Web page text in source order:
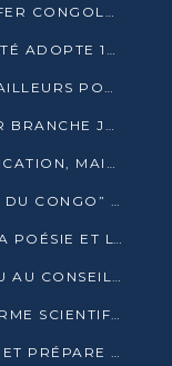
ULSAN HOLDING INVESTIT DANS LE FER CONGOLAIS
LE CONGRÈS MONDIAL DE LA LIBERTÉ ADOPTE 14 RÉSOLUTIONS HISTORIQUES
COP30 : LA BDEAC MOBILISE LES BAILLEURS POUR LE FONDS BLEU DU BASSIN DU CONGO
LES SOUVERAINISTES LANCENT LEUR BRANCHE JEUNE À BRAZZAVILLE
L’AS OTOHO, UN CLUB, UNE QUALIFICATION, MAIS ENCORE DES DOUTES
L’ONG BUTTERFLY SACRÉE “LEADER DU CONGO” AU PRIX D’EXCELLENCE 2025
STIVEN MAGE MAKANGA CÉLÈBRE LA POÉSIE ET L’HUMAIN AVEC SON RECUEIL “HECTARE”
PR. ROGER ARMAND MAKANY RÉÉLU AU CONSEIL DE L’AUF
ÉNERGIE : UNE NOUVELLE PLATEFORME SCIENTIFIQUE POUR LA TRANSITION ÉNERGÉTIQUE EN AFRIQUE CENTRALE
GOZEM DÉBARQUE À BRAZZAVILLE ET PRÉPARE SON ARRIVÉE À POINTE-NOIRE